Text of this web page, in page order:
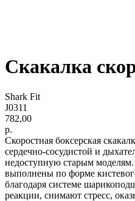
Скакалка
Shark Fit
J0311
782,00
р.
Скоростная боксерская
сердечно-сосудистой и
недоступную старым моделям.
выполнены по форме
благодаря системе
реакции, снимают стресс,